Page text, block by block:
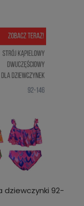
dziewczynki 92-